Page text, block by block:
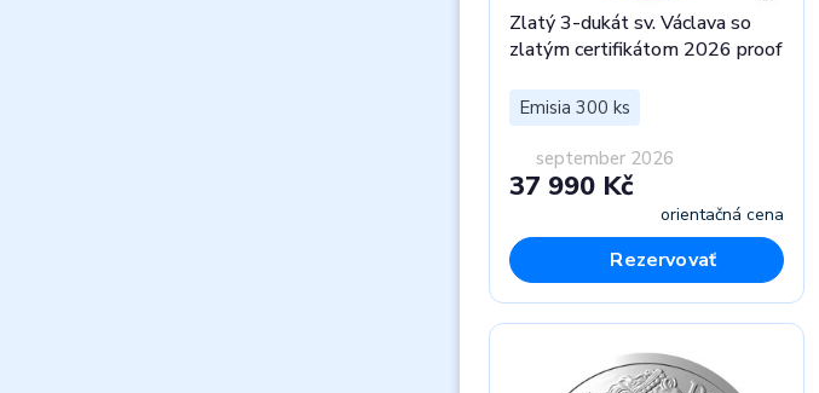
Zlatý 3-dukát sv. Václava so
zlatým certifikátom 2026 proof
Emisia 300 ks
september 2026
37 990 Kč
orientačná cena
Rezervovať